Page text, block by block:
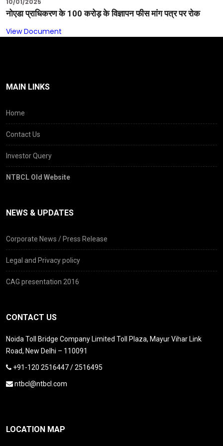
10/01/2025
नोएडा प्राधिकरण के 100 करोड़ के विज्ञापन फीस मांग पत्र पर रोक
View Document
MAIN LINKS
Home
Contact Us
Investor Query
NTBCL Old Website
NEWS & UPDATES
Corporate News / Press Release
Legal and Privacy policy
CAG presentation 2016
CONTACT US
Noida Toll Bridge Company Limited Toll Plaza, Mayur Vihar Link
Road, New Delhi – 110091
+91-120 2516447 / 2516495
ntbcl@ntbcl.com
LOCATION MAP